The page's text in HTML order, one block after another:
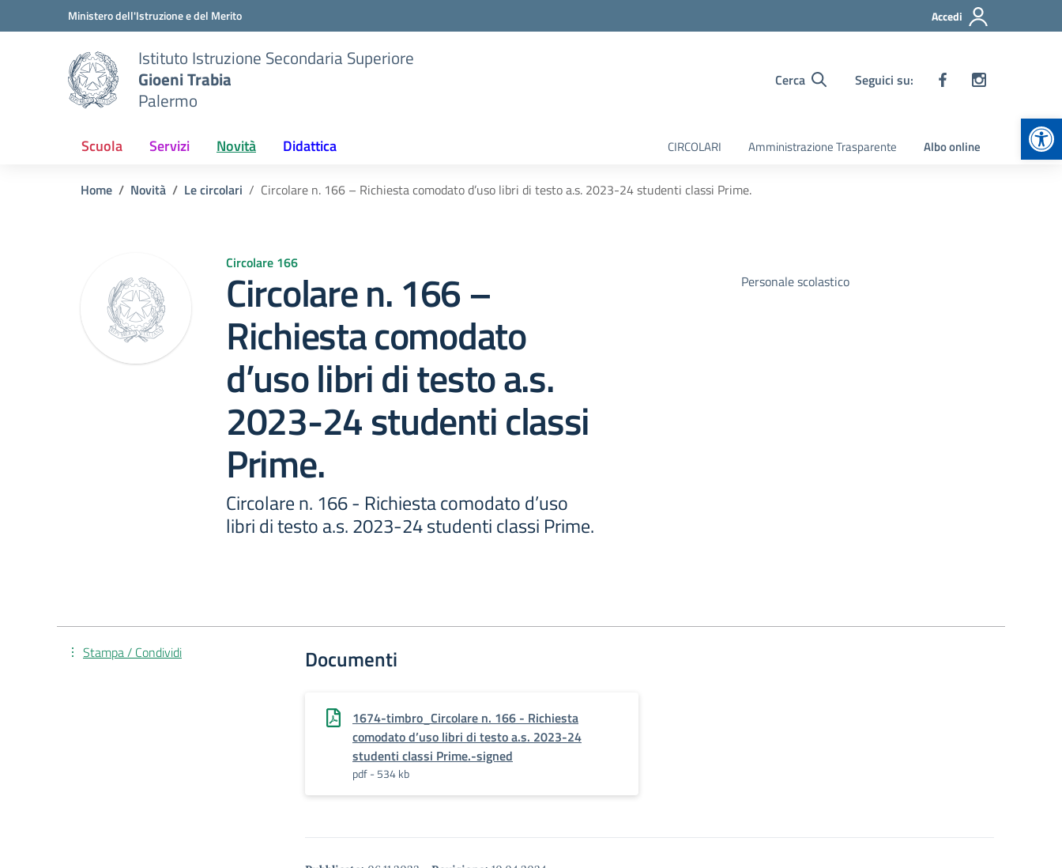
Vai ai contenuti
Vai al menu di navigazioneMinistero dell'Istruzione e del Merito Accedi
Istituto Istruzione Secondaria Superiore
Gioeni Trabia
Palermo
Cerca Seguici su:
Scuola Servizi Novità Didattica CIRCOLARI Amministrazione Trasparente Albo online
Home Novità Le circolari Circolare n. 166 – Richiesta comodato d’uso libri di testo a.s. 2023-24 studenti classi Prime.
Circolare 166
Circolare n. 166 –
Richiesta comodato
d’uso libri di testo a.s.
2023-24 studenti classi
Prime.
Circolare n. 166 - Richiesta comodato d’uso
libri di testo a.s. 2023-24 studenti classi Prime.
Personale scolastico
Documenti
1674-timbro_Circolare n. 166 - Richiesta
comodato d’uso libri di testo a.s. 2023-24
studenti classi Prime.-signed
pdf - 534 kb
Stampa / Condividi